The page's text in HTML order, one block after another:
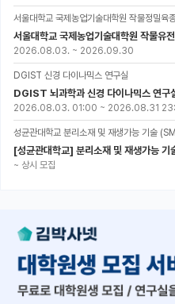
서울대학교 국제농업기술대학원 작물정밀육
서울대학교 국제농업기술대학원 작물유
2026.08.03. ~ 2026.09.30
DGIST 신경 다이나믹스 연구실
DGIST 뇌과학과 신경 다이나믹스 연구
2026.08.03. 01:00 ~ 2026.08.31
성균관대학교 분리소재 및 재생가능 기술
~ 상시 모집